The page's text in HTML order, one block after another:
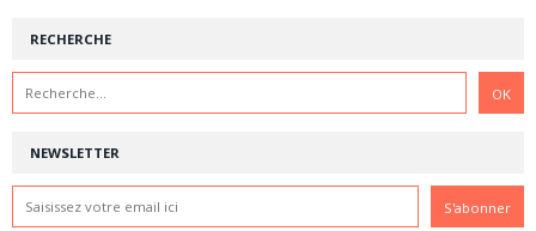
NEWSLETTER
RECHERCHE